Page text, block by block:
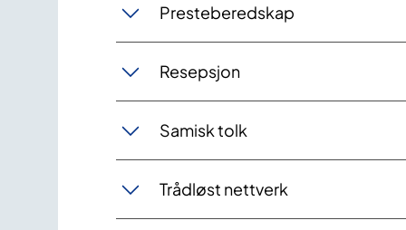
Presteberedskap
Resepsjon
Samisk tolk
Trådløst nettverk